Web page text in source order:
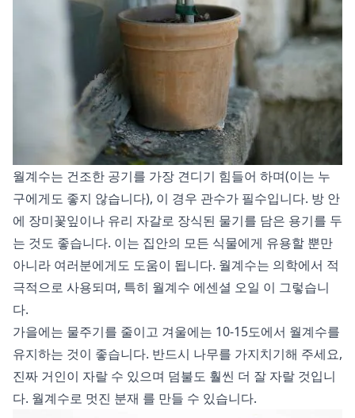
월계수는 건조한 공기를 가장 견디기 힘들어 하며(이는 누
구에게도 좋지 않습니다), 이 경우 관수가 필수입니다. 방 안
에 장미꽃잎이나 유리 자갈로 장식된 물기를 담은 용기를 두
는 것도 좋습니다. 이는 집안의 모든 식물에게 유용할 뿐만
아니라 여러분에게도 도움이 됩니다. 월계수는 의학에서 적
극적으로 사용되며, 특히 월계수 에센셜 오일 이 그렇습니
다.
가을에는 물주기를 줄이고 겨울에는 10-15도에서 월계수를
유지하는 것이 좋습니다. 반드시 나무를 가지치기해 주세요,
진짜 거인이 자랄 수 있으며 덤불도 훨씬 더 잘 자랄 것입니
다. 월계수로 멋진 분재 를 만들 수 있습니다.